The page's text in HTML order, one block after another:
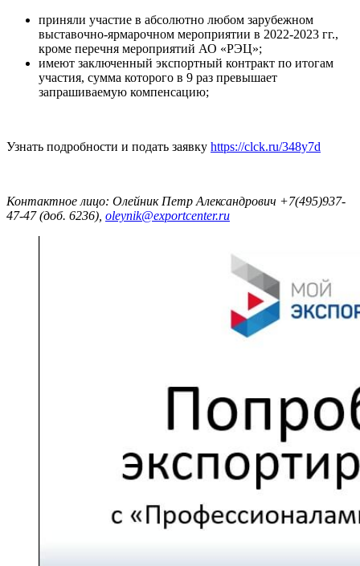
приняли участие в абсолютно любом зарубежном
выставочно-ярмарочном мероприятии в 2022-2023 гг.,
кроме перечня мероприятий АО «РЭЦ»;
имеют заключенный экспортный контракт по итогам
участия, сумма которого в 9 раз превышает
запрашиваемую компенсацию;
Узнать подробности и подать заявку https://clck.ru/348y7d
Контактное лицо: Олейник Петр Александрович +7(495)937-
47-47 (доб. 6236), oleynik@exportcenter.ru